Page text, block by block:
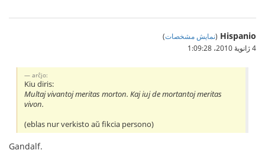
Hispanio
(نمایش مشخصات)
4 ژانویهٔ 2010،‏ 1:09:28
arĉjo:
Kiu diris:
Multaj vivantoj meritas morton. Kaj iuj de mortantoj meritas
vivon.
(eblas nur verkisto aŭ fikcia persono)
Gandalf.